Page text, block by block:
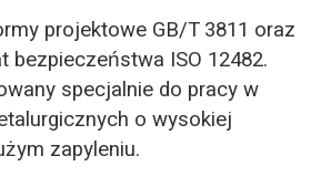
projektowe GB/T 3811 oraz
bezpieczeństwa ISO 12482.
specjalnie do pracy w
o wysokiej
zapyleniu.